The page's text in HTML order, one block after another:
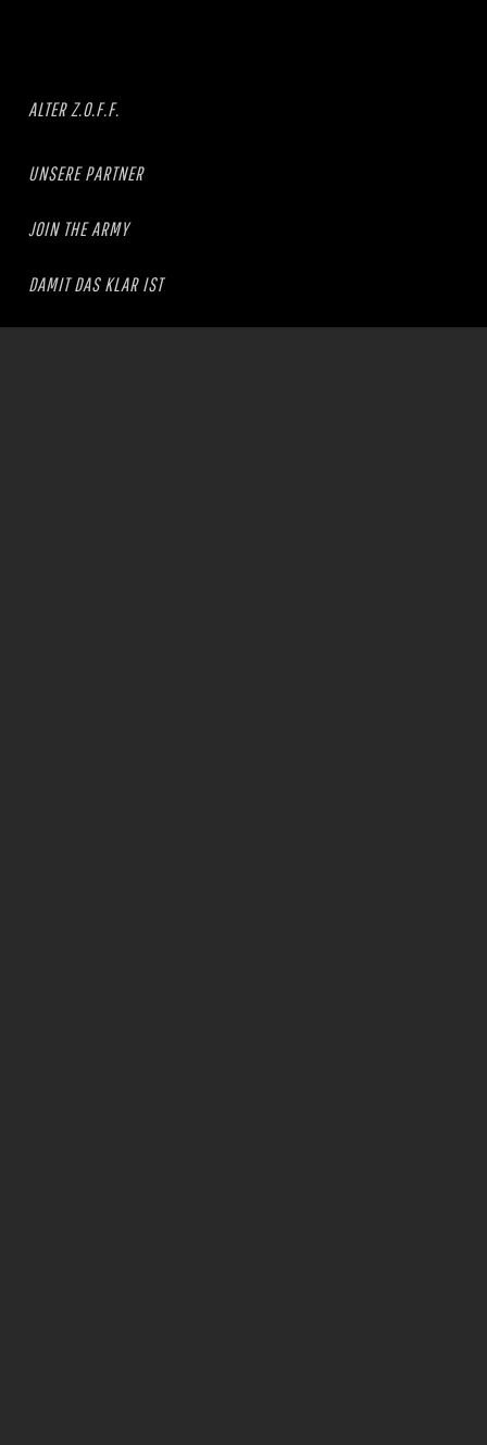
ALTER Z.O.F.F.
UNSERE PARTNER
JOIN THE ARMY
DAMIT DAS KLAR IST